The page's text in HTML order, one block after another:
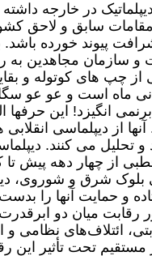
در خارجه
سابق و لاحق
شرافت پیوند خورده
سازمان مجاهدین به
چپ های کوتوله و
ماه است و عو عو
انگیزد! این حرفها
از دیپلماسی
تحلیل می کنند.
از چهار دهه پیش تا
شرق و شوروی،
حمایت آنها را بدست
رقابت میان دو
ائتلاف‌های
مستقیم تحت تأثیر